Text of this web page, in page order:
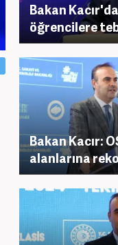
Bakan
öğrencilere
Bakan Kacır:
alanlarına